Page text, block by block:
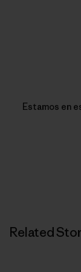
Estamos en
Related